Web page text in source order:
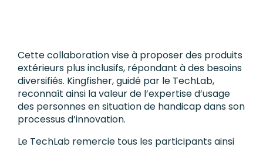
Cette collaboration vise à proposer des produits
extérieurs plus inclusifs, répondant à des besoins
diversifiés. Kingfisher, guidé par le TechLab,
reconnaît ainsi la valeur de l’expertise d’usage
des personnes en situation de handicap dans son
processus d’innovation.
Le TechLab remercie tous les participants ainsi